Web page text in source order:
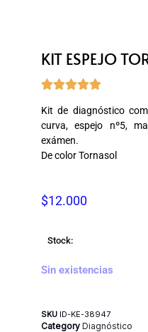
KIT ESPEJO

Kit de diagnóstico
curva, espejo nº5,
exámen.
De color Tornasol
$12.000
Stock:
Sin existencias
SKU ID-KE-38947
Category Diagnóstico